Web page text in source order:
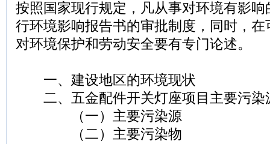
按照国家现行规定，凡从事对环境有影
行环境影响报告书的审批制度，同时，
对环境保护和劳动安全要有专门论述。
一、建设地区的环境现状
二、五金配件开关灯座项目主要污染
（一）主要污染源
（二）主要污染物